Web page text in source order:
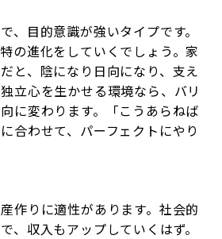
、目的意識が強いタイプです。
の進化をしていくでしょう。家
と、陰になり日向になり、支え
立心を生かせる環境なら、バリ
に変わります。「こうあらねば
合わせて、パーフェクトにやり
作りに適性があります。社会的
、収入もアップしていくはず。